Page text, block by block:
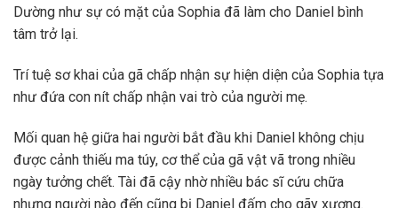
Dường như sự có mặt của Sophia đã làm cho Daniel bình
tâm trở lại.
Trí tuệ sơ khai của gã chấp nhận sự hiện diện của Sophia tựa
như đứa con nít chấp nhận vai trò của người mẹ.
Mối quan hệ giữa hai người bắt đầu khi Daniel không chịu
được cảnh thiếu ma túy, cơ thể của gã vật vã trong nhiều
ngày tưởng chết. Tài đã cậy nhờ nhiều bác sĩ cứu chữa
nhưng người nào đến cũng bị Daniel đấm cho gãy xương.